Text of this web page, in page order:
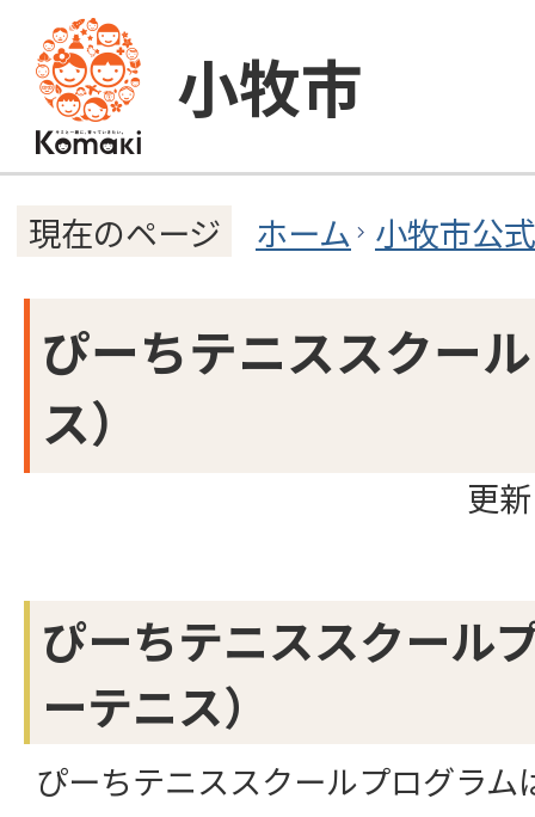
小牧市
現在のページ ホーム 小牧市公
ぴーちテニススクー
ス）
更
ぴーちテニススクール
ーテニス）
ぴーちテニススクールプログラム